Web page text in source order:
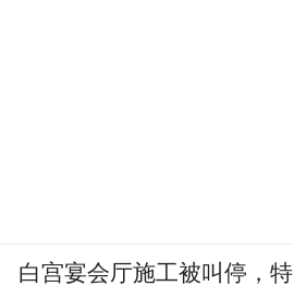
白宫宴会厅施工被叫停，特